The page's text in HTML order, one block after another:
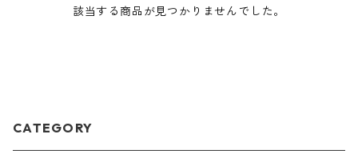
該当する商品が見つかりませんでした。
CATEGORY